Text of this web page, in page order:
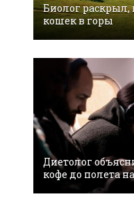
Биолог раскрыл,
кошек в горы
Диетолог
кофе до полета